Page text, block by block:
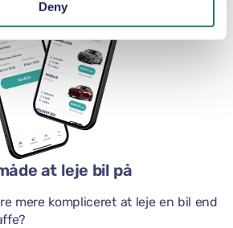
Deny
at leje bil på
mere kompliceret at leje en bil end